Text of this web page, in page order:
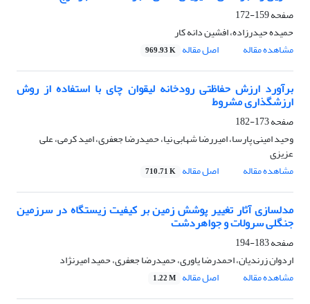
صفحه159-172
حمیده حیدرزاده، افشین دانه کار
مشاهده مقاله
اصل مقاله 969.93 K
برآورد ارزش حفاظتی رودخانه لیقوان چای با استفاده از روش
ارزشگذاری مشروط
صفحه173-182
وحید امینی پارسا، امیررضا شهابی نیا، حمیدرضا جعفری، امید کرمی، علی
عزیزی
مشاهده مقاله
اصل مقاله 710.71 K
مدلسازی آثار تغییر پوشش زمین بر کیفیت زیستگاه در سرزمین
جنگلی سرولات و جواهردشت
صفحه183-194
اردوان زرندیان، احمدرضا یاوری، حمیدرضا جعفری، حمید امیرنژاد
مشاهده مقاله
اصل مقاله 1.22 M